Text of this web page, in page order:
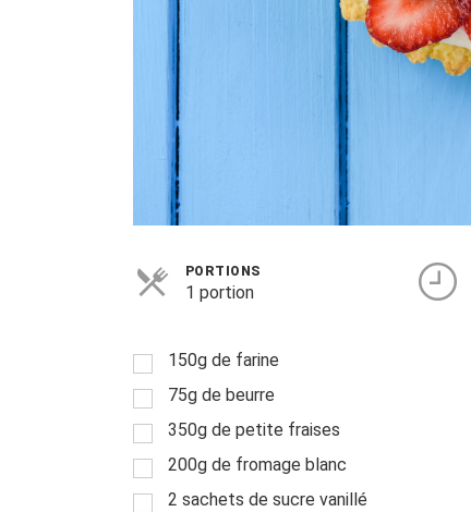
PORTIONS
1 portion
150g de farine
75g de beurre
350g de petite fraises
200g de fromage blanc
2 sachets de sucre vanillé